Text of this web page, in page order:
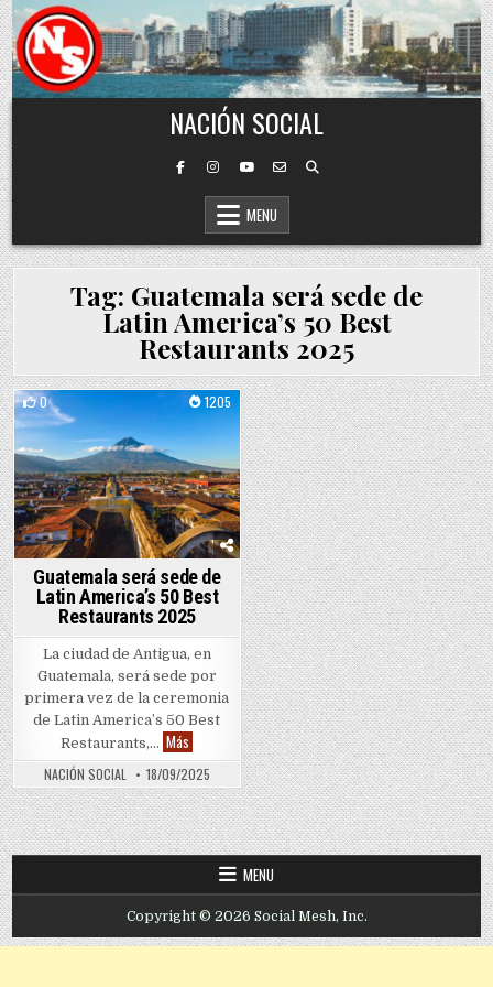
Skip to content
NACIÓN SOCIAL
MENU
Tag: Guatemala será sede de
Latin America’s 50 Best
Restaurants 2025
0 1205
Posted in
Guatemala será sede de
Latin America’s 50 Best
Restaurants 2025
La ciudad de Antigua, en
Guatemala, será sede por
primera vez de la ceremonia
de Latin America’s 50 Best
Restaurants,… Más Guatemala será sede de Latin America’s 50 Best
NACIÓN SOCIAL 18/09/2025
MENU
Copyright © 2026 Social Mesh, Inc.